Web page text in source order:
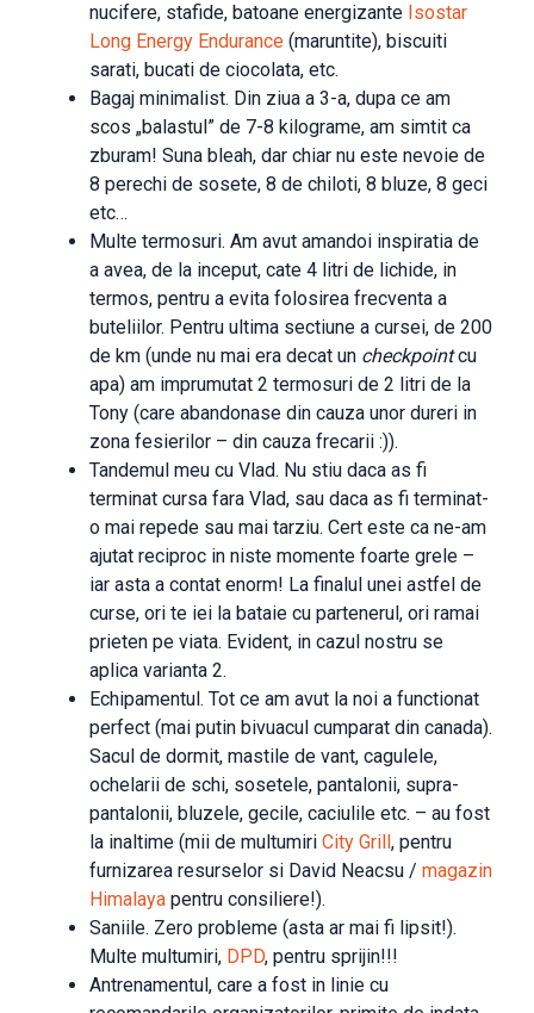
nucifere, stafide, batoane energizante Isostar
Long Energy Endurance (maruntite), biscuiti
sarati, bucati de ciocolata, etc.
Bagaj minimalist. Din ziua a 3-a, dupa ce am
scos „balastul” de 7-8 kilograme, am simtit ca
zburam! Suna bleah, dar chiar nu este nevoie de
8 perechi de sosete, 8 de chiloti, 8 bluze, 8 geci
etc…
Multe termosuri. Am avut amandoi inspiratia de
a avea, de la inceput, cate 4 litri de lichide, in
termos, pentru a evita folosirea frecventa a
buteliilor. Pentru ultima sectiune a cursei, de 200
de km (unde nu mai era decat un checkpointcu
apa) am imprumutat 2 termosuri de 2 litri de la
Tony (care abandonase din cauza unor dureri in
zona fesierilor – din cauza frecarii :)).
Tandemul meu cu Vlad. Nu stiu daca as fi
terminat cursa fara Vlad, sau daca as fi terminat-
o mai repede sau mai tarziu. Cert este ca ne-am
ajutat reciproc in niste momente foarte grele –
iar asta a contat enorm! La finalul unei astfel de
curse, ori te iei la bataie cu partenerul, ori ramai
prieten pe viata. Evident, in cazul nostru se
aplica varianta 2.
Echipamentul. Tot ce am avut la noi a functionat
perfect (mai putin bivuacul cumparat din canada).
Sacul de dormit, mastile de vant, cagulele,
ochelarii de schi, sosetele, pantalonii, supra-
pantalonii, bluzele, gecile, caciulile etc. – au fost
la inaltime (mii de multumiri City Grill, pentru
furnizarea resurselor si David Neacsu / magazin
Himalaya pentru consiliere!).
Saniile. Zero probleme (asta ar mai fi lipsit!).
Multe multumiri, DPD, pentru sprijin!!!
Antrenamentul, care a fost in linie cu